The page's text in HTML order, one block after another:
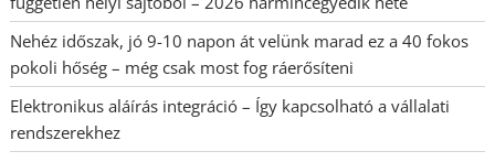
Nehéz időszak, jó 9-10 napon át velünk marad ez a 40 fokos
pokoli hőség – még csak most fog ráerősíteni
Elektronikus aláírás integráció – Így kapcsolható a vállalati
rendszerekhez